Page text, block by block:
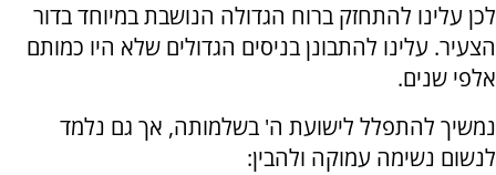
לכן עלינו להתחזק ברוח הגדולה הנושבת במיוחד בדור
הצעיר. עלינו להתבונן בניסים הגדולים שלא היו כמותם
אלפי שנים.
נמשיך להתפלל לישועת ה' בשלמותה, אך גם נלמד
לנשום נשימה עמוקה ולהבין: